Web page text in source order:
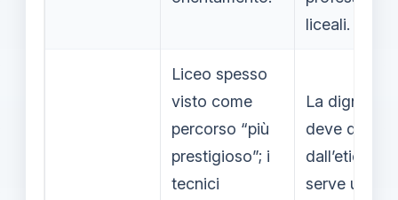
liceali.
Liceo spesso
visto come
percorso “più
prestigioso”; i
tecnici
La dignità
deve
serve una